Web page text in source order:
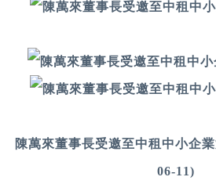
陳萬來董事長受邀至中租中小企
06-11)